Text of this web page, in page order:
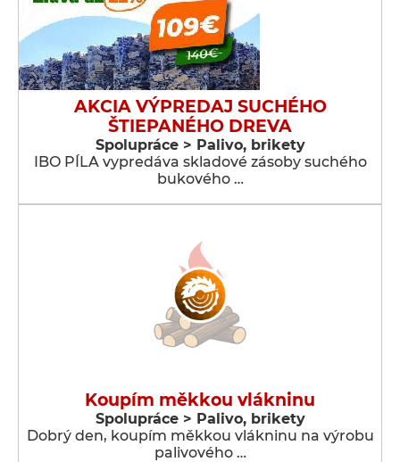
AKCIA VÝPREDAJ SUCHÉHO
ŠTIEPANÉHO DREVA
Spolupráce > Palivo, brikety
IBO PÍLA vypredáva skladové zásoby suchého
bukového …
Koupím měkkou vlákninu
Spolupráce > Palivo, brikety
Dobrý den, koupím měkkou vlákninu na výrobu
palivového …